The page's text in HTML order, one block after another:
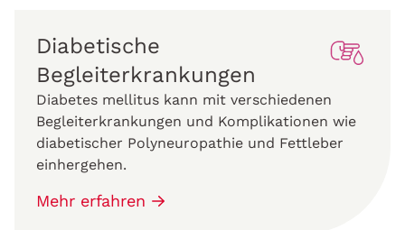
Diabetische
Begleiterkrankungen
Diabetes mellitus kann mit verschiedenen
Begleiterkrankungen und Komplikationen wie
diabetischer Polyneuropathie und Fettleber
einhergehen.
Mehr erfahren